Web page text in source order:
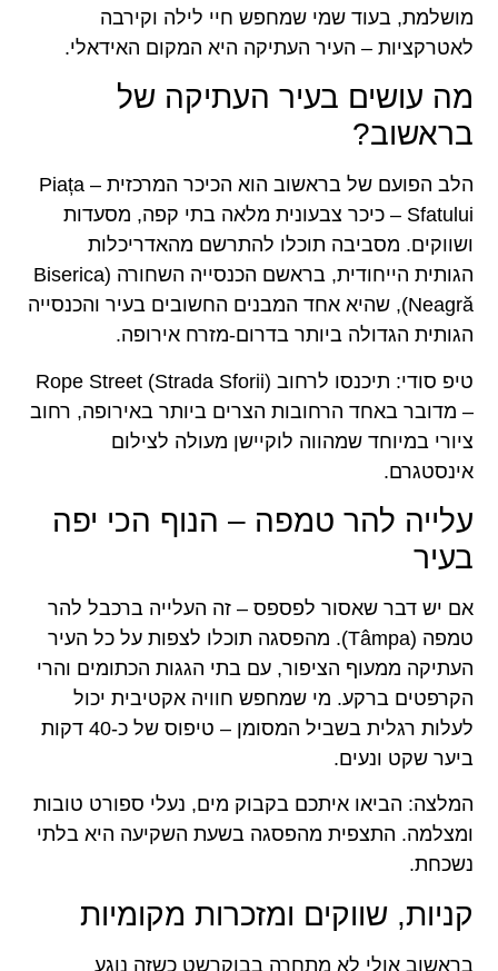
מושלמת, בעוד שמי שמחפש חיי לילה וקירבה
לאטרקציות – העיר העתיקה היא המקום האידאלי.
מה עושים בעיר העתיקה של
בראשוב?
הלב הפועם של בראשוב הוא הכיכר המרכזית – Piața
Sfatului – כיכר צבעונית מלאה בתי קפה, מסעדות
ושווקים. מסביבה תוכלו להתרשם מהאדריכלות
הגותית הייחודית, בראשם הכנסייה השחורה (Biserica
Neagră), שהיא אחד המבנים החשובים בעיר והכנסייה
הגותית הגדולה ביותר בדרום-מזרח אירופה.
טיפ סודי: תיכנסו לרחוב Rope Street (Strada Sforii)
– מדובר באחד הרחובות הצרים ביותר באירופה, רחוב
ציורי במיוחד שמהווה לוקיישן מעולה לצילום
אינסטגרם.
עלייה להר טמפה – הנוף הכי יפה
בעיר
אם יש דבר שאסור לפספס – זה העלייה ברכבל להר
טמפה (Tâmpa). מהפסגה תוכלו לצפות על כל העיר
העתיקה ממעוף הציפור, עם בתי הגגות הכתומים והרי
הקרפטים ברקע. מי שמחפש חוויה אקטיבית יכול
לעלות רגלית בשביל המסומן – טיפוס של כ-40 דקות
ביער שקט ונעים.
המלצה: הביאו איתכם בקבוק מים, נעלי ספורט טובות
ומצלמה. התצפית מהפסגה בשעת השקיעה היא בלתי
נשכחת.
קניות, שווקים ומזכרות מקומיות
בראשוב אולי לא מתחרה בבוקרשט כשזה נוגע